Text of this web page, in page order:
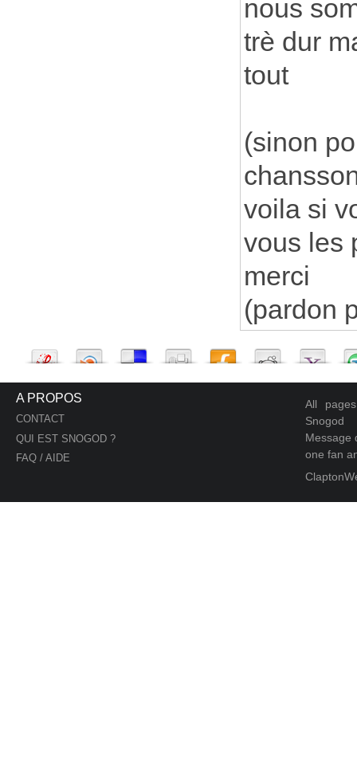
nous
trè dur
tout
(sinon
voila si
vous les
merci
(pardon
A PROPOS
CONTACT
QUI EST SNOGOD ?
FAQ / AIDE
All
Snogod
Message
one fan